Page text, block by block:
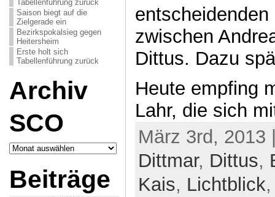
Tabellenführung zurück
Saison biegt auf die
Zielgerade ein
Bezirkspokalsieg gegen
Heitersheim
Erste holt sich
Tabellenführung zurück
Archiv
SCO
Archiv
SCO
Beiträge
zwischen
Dittus. Dazu
Heute empfing
Lahr, die sich
März 3rd, 2013
Dittmar, Dittus,
Kais, Lichtblick